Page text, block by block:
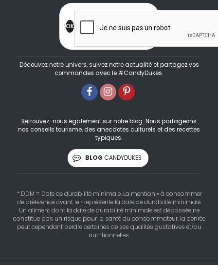
Découvez notre univers, suivez notre actualité et partagez vos
commandes avec le #CandyDukes.
Retrouvez-nous également sur notre blog. Nous partageons
nos conseils tourisme, des anecdotes culturels et des recettes
typiques.
BLOG CANDYDUKES
* DDM = Date de durabilité minimale. La mention « à consommer
de préférence avant le » représente la date de durabilité minimale.
Un aliment dont la date de durabilité minimale est dépassée ne
constitue pas un risque pour la santé du consommateur, la denrée
peut cependant perdre certaines de ses qualités gustatives et/ou
nutritionnelles.